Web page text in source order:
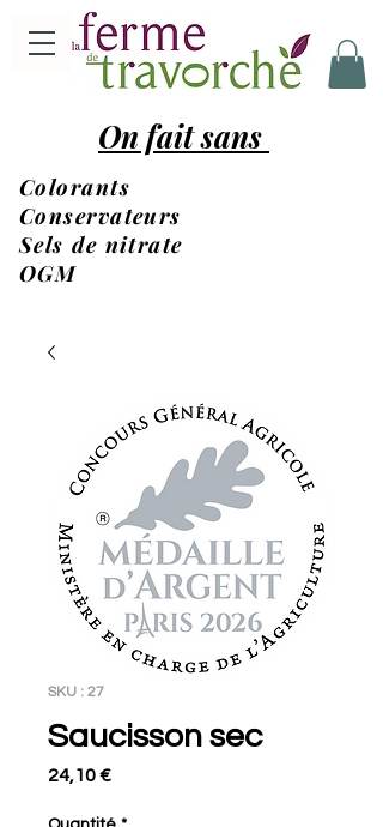
Colorants
Conservateurs
Sels de nitrate
OGM
On fait sans
SKU : 27
Saucisson sec
24,10 €Prix